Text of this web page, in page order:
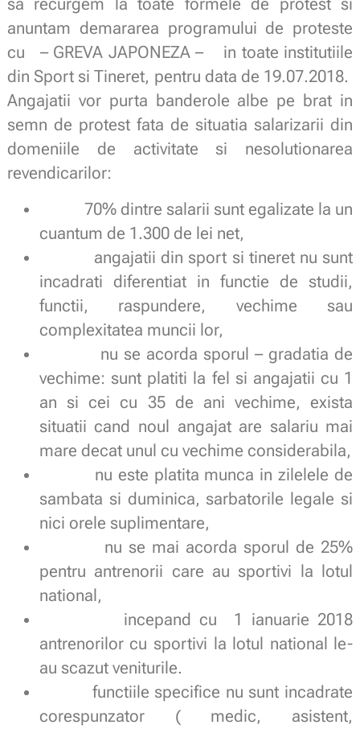
sa recurgem la toate formele de protest si
anuntam demararea programului de proteste
cu – GREVA JAPONEZA – in toate institutiile
din Sport si Tineret, pentru data de 19.07.2018.
Angajatii vor purta banderole albe pe brat in
semn de protest fata de situatia salarizarii din
domeniile de activitate si nesolutionarea
revendicarilor:
70% dintre salarii sunt egalizate la un
cuantum de 1.300 de lei net,
angajatii din sport si tineret nu sunt
incadrati diferentiat in functie de studii,
functii, raspundere, vechime sau
complexitatea muncii lor,
nu se acorda sporul – gradatia de
vechime: sunt platiti la fel si angajatii cu 1
an si cei cu 35 de ani vechime, exista
situatii cand noul angajat are salariu mai
mare decat unul cu vechime considerabila,
nu este platita munca in zilelele de
sambata si duminica, sarbatorile legale si
nici orele suplimentare,
nu se mai acorda sporul de 25%
pentru antrenorii care au sportivi la lotul
national,
incepand cu 1 ianuarie 2018
antrenorilor cu sportivi la lotul national le-
au scazut veniturile.
functiile specifice nu sunt incadrate
corespunzator ( medic, asistent,